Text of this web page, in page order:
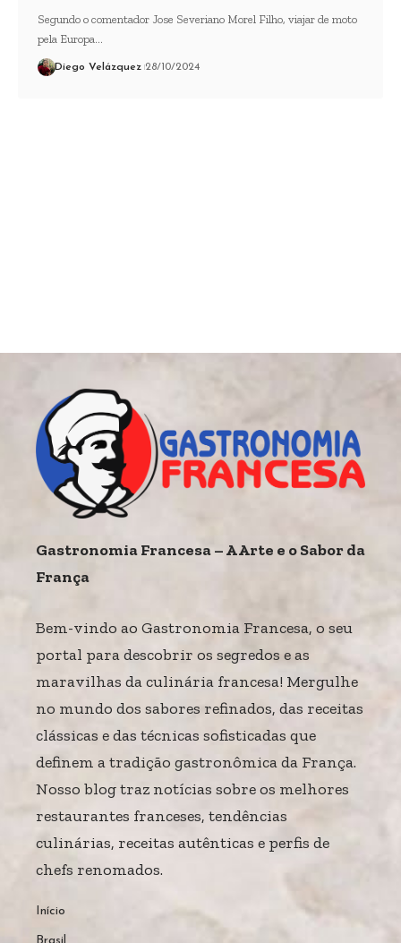
Segundo o comentador Jose Severiano Morel Filho, viajar de moto
pela Europa…
Diego Velázquez 28/10/2024
Gastronomia Francesa – A Arte e o Sabor da
França
Bem-vindo ao Gastronomia Francesa, o seu
portal para descobrir os segredos e as
maravilhas da culinária francesa! Mergulhe
no mundo dos sabores refinados, das receitas
clássicas e das técnicas sofisticadas que
definem a tradição gastronômica da França.
Nosso blog traz notícias sobre os melhores
restaurantes franceses, tendências
culinárias, receitas autênticas e perfis de
chefs renomados.
Início